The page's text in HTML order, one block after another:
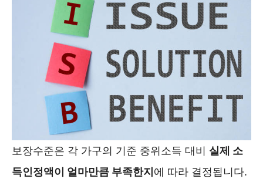
보장수준은 각 가구의 기준 중위소득 대비 실제 소
득인정액이 얼마만큼 부족한지 에 따라 결정됩니다.